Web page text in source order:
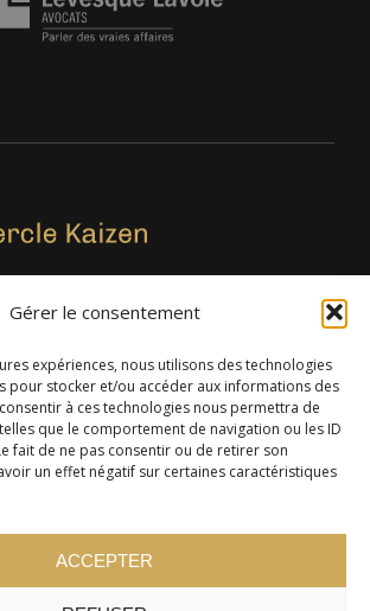
Gérer le consentement
expériences, nous utilisons des technologies
pour stocker et/ou accéder aux informations des
à ces technologies nous permettra de
que le comportement de navigation ou les ID
fait de ne pas consentir ou de retirer son
un effet négatif sur certaines caractéristiques
ACCEPTER
Groulx, bureau 819, Saint-Augustin-de-
G3A 0M7